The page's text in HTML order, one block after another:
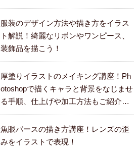
服装のデザイン方法や描き方をイラス
ト解説！綺麗なリボンやワンピース、
装飾品を描こう！
厚塗りイラストのメイキング講座！Ph
otoshopで描くキャラと背景をなじませ
る手順、仕上げや加工方法もご紹介し
ます。
魚眼パースの描き方講座！レンズの歪
みをイラストで表現！